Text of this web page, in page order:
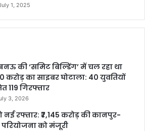
1, 2025
की ‘समिट बिल्डिंग’ में चल रहा था
करोड़ का साइबर घोटाला: 40 युवतियों
119 गिरफ्तार
3, 2026
नई रफ्तार: ₹7,145 करोड़ की कानपुर-
को मंजूरी